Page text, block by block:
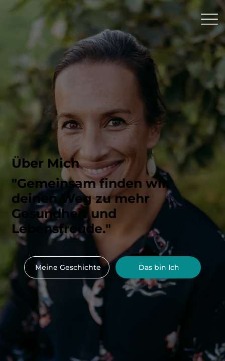
Über Mich
"Gemeinsam finden wir
deinen Weg zu mehr
Gesundheit und
Lebensfreude."
Meine Geschichte Das bin Ich